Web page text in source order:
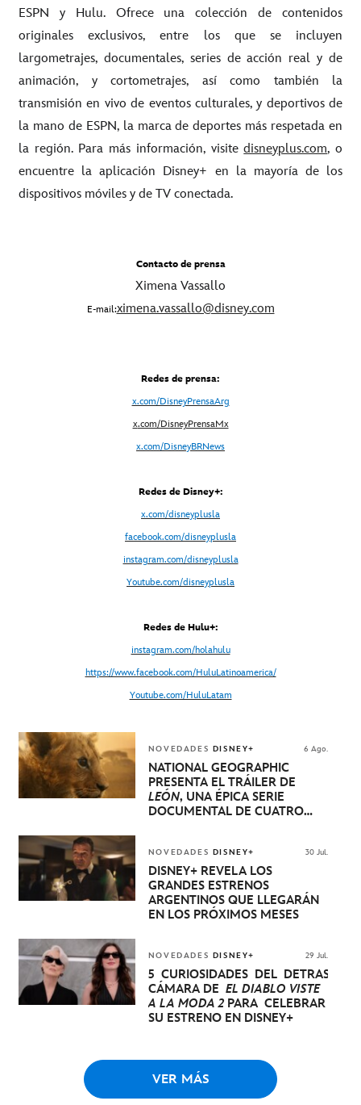
ESPN y Hulu. Ofrece una colección de contenidos
originales exclusivos, entre los que se incluyen
largometrajes, documentales, series de acción real y de
animación, y cortometrajes, así como también la
transmisión en vivo de eventos culturales, y deportivos de
la mano de ESPN, la marca de deportes más respetada en
la región. Para más información, visitedisneyplus.com, o
encuentre la aplicación Disney+ en la mayoría de los
dispositivos móviles y de TV conectada.
Contacto de prensa
Ximena Vassallo
E-mail:ximena.vassallo@disney.com
Redes de prensa:
x.com/DisneyPrensaArg
x.com/DisneyPrensaMx
x.com/DisneyBRNews
Redes de Disney+:
x.com/disneyplusla
facebook.com/disneyplusla
instagram.com/disneyplusla
Youtube.com/disneyplusla
Redes de Hulu+:
instagram.com/holahulu
https://www.facebook.com/HuluLatinoamerica/
Youtube.com/HuluLatam
NOVEDADES DISNEY+ 6 Ago.
NATIONAL GEOGRAPHIC
PRESENTA EL TRÁILER DE
LEÓN, UNA ÉPICA SERIE
DOCUMENTAL DE CUATRO
DE UN CACHORRO DE LEÓN
HASTA QUE SE CONVIERTE EN
REY
NOVEDADES DISNEY+ 30 Jul.
DISNEY+ REVELA LOS
GRANDES ESTRENOS
ARGENTINOS QUE LLEGARÁN
EN LOS PRÓXIMOS MESES
NOVEDADES DISNEY+ 29 Jul.
5 CURIOSIDADES DEL DETRÁS DE
CÁMARA DE EL DIABLO VISTE
A LA MODA 2PARA CELEBRAR
SU ESTRENO EN DISNEY+
VER MÁS